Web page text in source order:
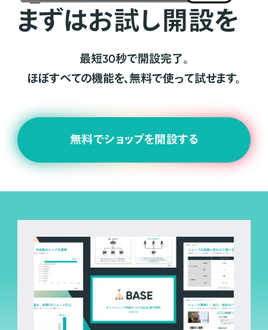
まずはお試し開設を
最短30秒で開設完了。
ほぼすべての機能を、無料で使って試せます。
無料でショップを開設する